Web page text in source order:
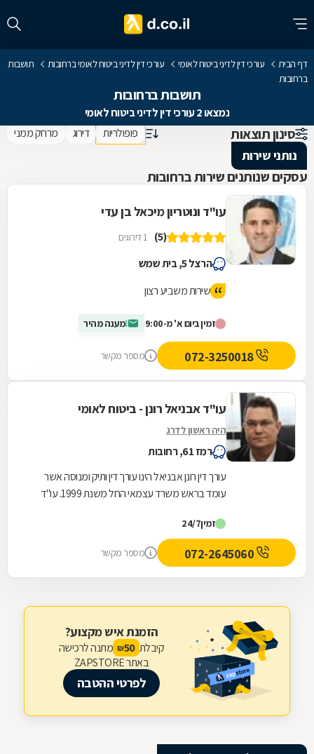
דף הבית עורכי דין לדיני ביטוח לאומי עורכי דין לדיני ביטוח לאומי ברחובות
תושבות
ברחובות
תושבות ברחובות
נמצאו 2 עורכי דין לדיני ביטוח לאומי
סינון תוצאות פופולריות דירוג מרחק ממני
נותני שירות
עסקים שנותנים שירות ברחובות
עו"ד ונוטריון מיכאל בן עדי
(5) 1 דירוגים
הרצל 5, בית שמש
שירות משביע רצון
זמין ביום א' מ-9:00 מענה מהיר
072-3250018 מספר מקשר
עו"ד אבניאל רונן - ביטוח לאומי
היה ראשון לדרג
רמז 61, רחובות
עורך דין רונן אבניאל הינו עורך דין ותיק ומנוסה אשר
עומד בראש משרד עצמאי החל משנת 1999. עו"ד
זמין24/7
מספר מקשר
הזמנת איש מקצוע?
קיבלת 50
₪ מתנה לרכישה
באתר ZAPSTORE
לפרטי ההטבה